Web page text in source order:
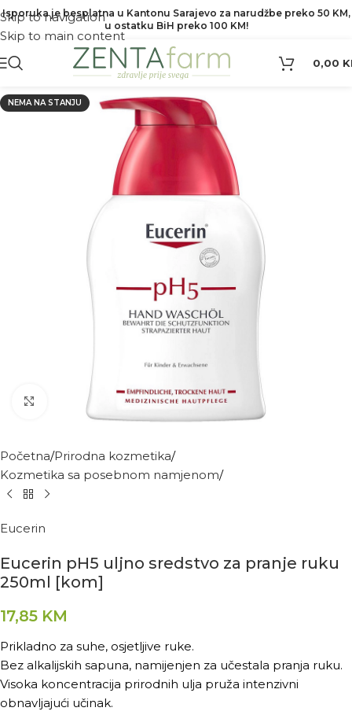
Skip to navigation
Skip to main content
Isporuka je besplatna u Kantonu Sarajevo za narudžbe preko 50 KM,
u ostatku BiH preko 100 KM!
0,00
NEMA NA STANJU
Kliknite za povećanje
Početna Prirodna kozmetika
Kozmetika sa posebnom namjenom
Eucerin
Eucerin pH5 uljno sredstvo za pranje ruku
250ml [kom]
17,85 KM
Prikladno za suhe, osjetljive ruke.
Bez alkalijskih sapuna, namijenjen za učestala pranja ruku.
Visoka koncentracija prirodnih ulja pruža intenzivni
obnavljajući učinak.